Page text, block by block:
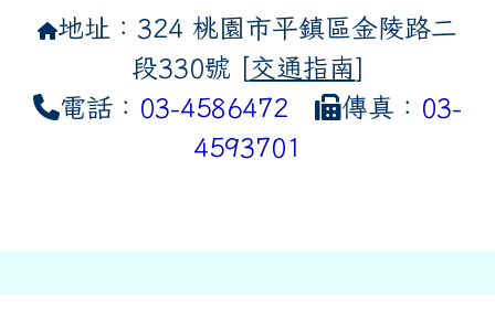
地址：324 桃園市平鎮區金陵路二
段330號 [交通指南]
電話： 03-4586472 傳真： 03-
4593701